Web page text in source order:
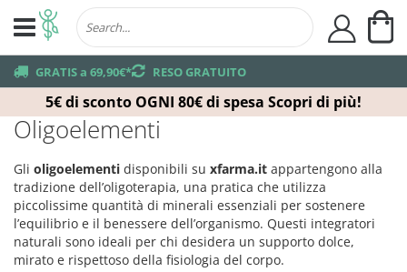
5€ di sconto OGNI 80€ di spesa Scopri di più!
truck GRATIS a 69,90€*returns RESO GRATUITO
user
Oligoelementi
Gli oligoelementi disponibili su xfarma.it appartengono alla
tradizione dell’oligoterapia, una pratica che utilizza
piccolissime quantità di minerali essenziali per sostenere
l’equilibrio e il benessere dell’organismo. Questi integratori
naturali sono ideali per chi desidera un supporto dolce,
mirato e rispettoso della fisiologia del corpo.